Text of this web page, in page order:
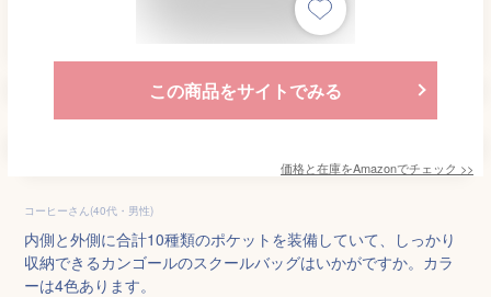
この商品をサイトでみる
価格と在庫をAmazonでチェック >>
コーヒーさん(40代・男性)
内側と外側に合計10種類のポケットを装備していて、しっかり
収納できるカンゴールのスクールバッグはいかがですか。カラ
ーは4色あります。